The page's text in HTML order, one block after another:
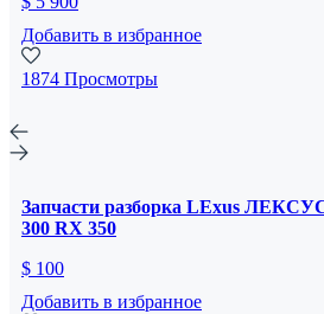
Добавить в избранное
1874 Просмотры
Запчасти разборка LExus
300 RX 350
$ 100
Добавить в избранное